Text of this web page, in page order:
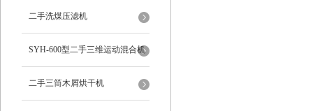
二手洗煤压滤机
SYH-600型二手三维运动混合机
二手三筒木屑烘干机